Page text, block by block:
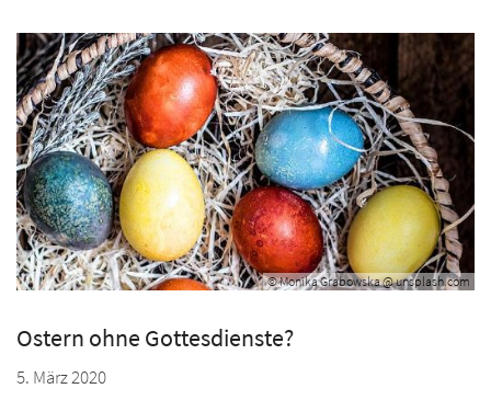
© Monika Grabowska @ unsplash.com
Ostern ohne Gottesdienste?
5. März 2020